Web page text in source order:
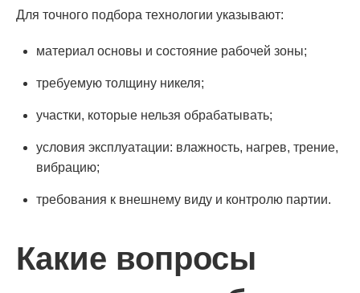
Для точного подбора технологии указывают:
материал основы и состояние рабочей зоны;
требуемую толщину никеля;
участки, которые нельзя обрабатывать;
условия эксплуатации: влажность, нагрев, трение,
вибрацию;
требования к внешнему виду и контролю партии.
Какие вопросы